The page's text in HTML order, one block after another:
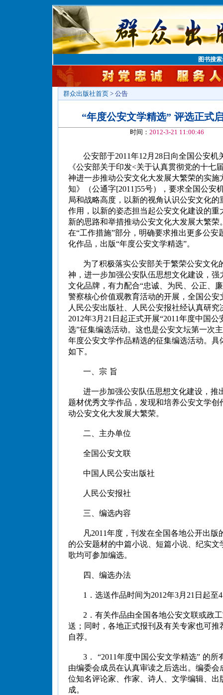
图书搜
群众出版社首页 > 公告
“年度公安文学精选” 评选正式
时间： 2012-3-21 11:00:46
公安部于2011年12月28日向全国公安机
《公安部关于印发<关于认真贯彻党的十七
神进一步推动公安文化大发展大繁荣的实施
知》（公通字[2011]55号），要求全国公安
局和战略高度，以新的视角认识公安文化的
作用，以新的姿态担当起公安文化建设的重
新的思路和举措推动公安文化大发展大繁荣
在“工作措施”部分，明确要求推出更多公安
化作品，出版“年度公安文学精选”。
为了积极落实公安部关于繁荣公安文化
神，进一步加强公安队伍思想文化建设，强
文化品牌，有力配合“忠诚、为民、公正、
警察核心价值观教育活动的开展，全国公安
人民公安出版社、人民公安报社经认真研究
2012年3月21日起正式开展“2011年度中国公
选”征集编选活动。这也是公安文坛第一次
年度公安文学作品精选的征集编选活动。具
如下。
一、宗 旨
进一步加强公安队伍思想文化建设，推
题材优秀文学作品，发现和培养公安文学创
动公安文化大发展大繁荣。
二、主办单位
全国公安文联
中国人民公安出版社
人民公安报社
三、编选内容
凡2011年度，刊发在全国各地公开出版
的公安题材的中篇小说、短篇小说、纪实文
歌均可参加编选。
四、编选办法
1．选送作品时间为2012年3月21日起至
2．有关作品由全国各地公安文联或政
送；同时，各地正式报刊及有关专家也可推
自荐。
3． “2011年度中国公安文学精选” 的所
由编委会成员在认真审读之后选出。编委会
位知名评论家、作家、诗人、文学编辑、出
成。